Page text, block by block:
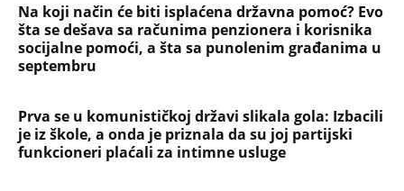
Na koji način će biti isplaćena državna pomoć? Evo
šta se dešava sa računima penzionera i korisnika
socijalne pomoći, a šta sa punolenim građanima u
septembru
Prva se u komunističkoj državi slikala gola: Izbacili
je iz škole, a onda je priznala da su joj partijski
funkcioneri plaćali za intimne usluge